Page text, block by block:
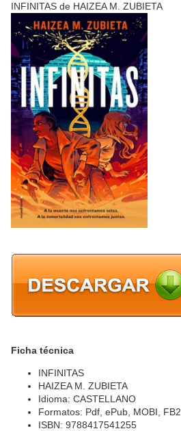
INFINITAS de HAIZEA M. ZUBIETA
Ficha técnica
INFINITAS
HAIZEA M. ZUBIETA
Idioma: CASTELLANO
Formatos: Pdf, ePub, MOBI, FB2
ISBN: 9788417541255